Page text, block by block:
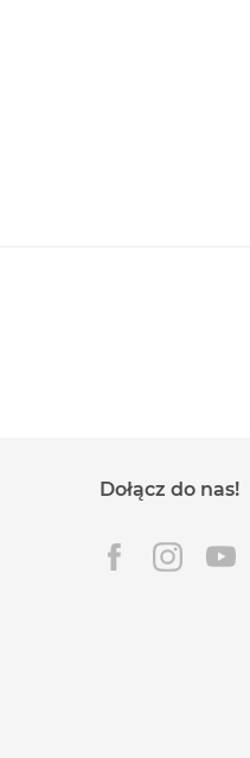
Dołącz do nas!